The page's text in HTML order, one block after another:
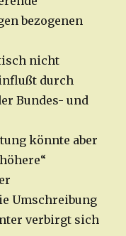
bezogenen
nicht
durch
Bundes- und
könnte aber
Umschreibung
verbirgt sich